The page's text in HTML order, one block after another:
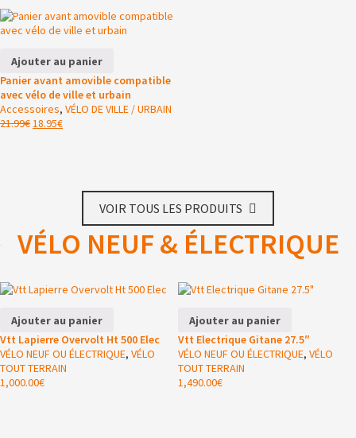
Ajouter au panier
Panier avant amovible compatible
avec vélo de ville et urbain
Accessoires, VÉLO DE VILLE / URBAIN
21.99€18.95€
VOIR TOUS LES PRODUITS
VÉLO NEUF & ÉLECTRIQUE
Ajouter au panier
Vtt Lapierre Overvolt Ht 500 Elec
VÉLO NEUF OU ÉLECTRIQUE, VÉLO
TOUT TERRAIN
1,000.00€
Ajouter au panier
Vtt Electrique Gitane 27.5″
VÉLO NEUF OU ÉLECTRIQUE, VÉLO
TOUT TERRAIN
1,490.00€